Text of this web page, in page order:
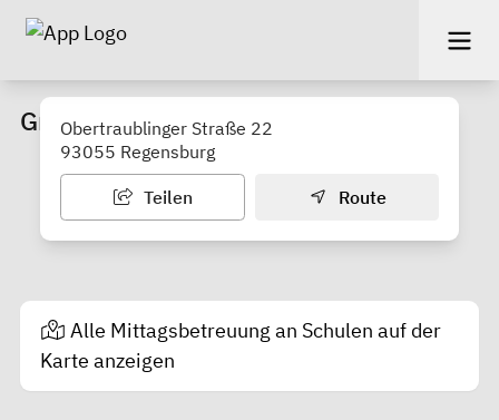
Grundschule Burgweinting
Obertraublinger Straße 22
93055 Regensburg
Teilen Route
Alle Mittagsbetreuung an Schulen auf der
Karte anzeigen